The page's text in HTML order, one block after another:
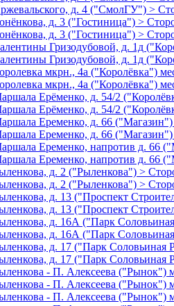
д. 4 ("СмолГУ") >
д. 3 ("Гостиница") >
д. 3 ("Гостиница") >
Гризодубовой, д. 1д
Гризодубовой, д. 1д
мкрн., 4а ("Королёвка")
мкрн., 4а ("Королёвка")
Ерёменко, д. 54/2
Ерёменко, д. 54/2
Еременко, д. 66
Еременко, д. 66
Еременко, напротив д. 66
Еременко, напротив д. 66
д. 2 ("Рыленкова") >
д. 2 ("Рыленкова") >
д. 13 ("Проспект
д. 13 ("Проспект
д. 16А ("Парк
д. 16А ("Парк
д. 17 ("Парк
д. 17 ("Парк Соловьиная
- П. Алексеева ("Рынок")
- П. Алексеева ("Рынок")
- П. Алексеева ("Рынок")